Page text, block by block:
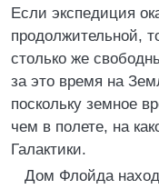
Если экспедиция
продолжительной,
столько же
за это время на
поскольку земное
чем в полете, на
Галактики.
Дом Флойда